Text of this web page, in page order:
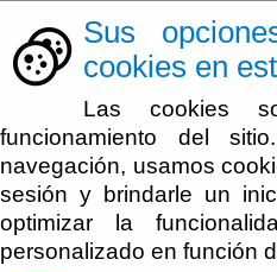
Sus
cookies en
Las cookies
funcionamiento del
navegación, usamos
sesión y brindarle un
optimizar la
personalizado en función
El
nº 143 LISTA PROVISIONAL ADMITIDOS